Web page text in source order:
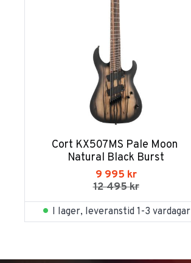
Cort KX507MS Pale Moon
Natural Black Burst
9 995 kr
12 495kr
I lager, leveranstid 1-3 vardagar